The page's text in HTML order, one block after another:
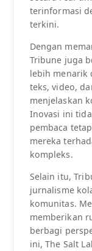
terinformasi
terkini.
Dengan
Tribune juga
lebih menarik
teks, video,
menjelaskan
Inovasi ini
pembaca
mereka
kompleks.
Selain itu,
jurnalisme
komunitas.
memberikan
berbagi
ini, The Salt